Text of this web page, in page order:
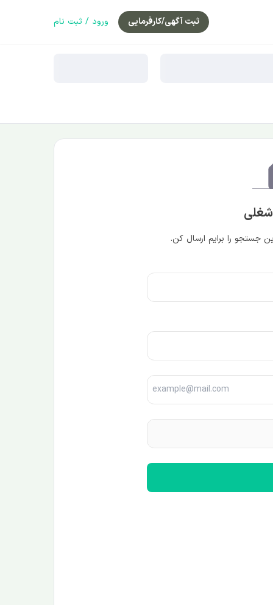
ثبت آگهی/کارفرمایی ورود / ثبت نام
شغلی
جستجو را برایم ارسال کن.